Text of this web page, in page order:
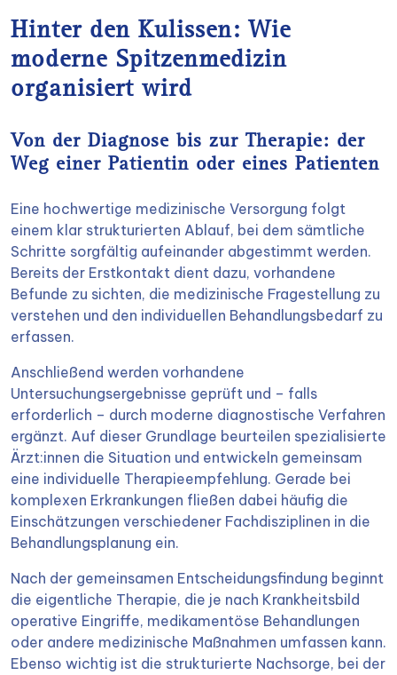
Hinter den Kulissen: Wie
moderne Spitzenmedizin
organisiert wird
Von der Diagnose bis zur Therapie: der
Weg einer Patientin oder eines Patienten
Eine hochwertige medizinische Versorgung folgt
einem klar strukturierten Ablauf, bei dem sämtliche
Schritte sorgfältig aufeinander abgestimmt werden.
Bereits der Erstkontakt dient dazu, vorhandene
Befunde zu sichten, die medizinische Fragestellung zu
verstehen und den individuellen Behandlungsbedarf zu
erfassen.
Anschließend werden vorhandene
Untersuchungsergebnisse geprüft und – falls
erforderlich – durch moderne diagnostische Verfahren
ergänzt. Auf dieser Grundlage beurteilen spezialisierte
Ärzt:innen die Situation und entwickeln gemeinsam
eine individuelle Therapieempfehlung. Gerade bei
komplexen Erkrankungen fließen dabei häufig die
Einschätzungen verschiedener Fachdisziplinen in die
Behandlungsplanung ein.
Nach der gemeinsamen Entscheidungsfindung beginnt
die eigentliche Therapie, die je nach Krankheitsbild
operative Eingriffe, medikamentöse Behandlungen
oder andere medizinische Maßnahmen umfassen kann.
Ebenso wichtig ist die strukturierte Nachsorge, bei der